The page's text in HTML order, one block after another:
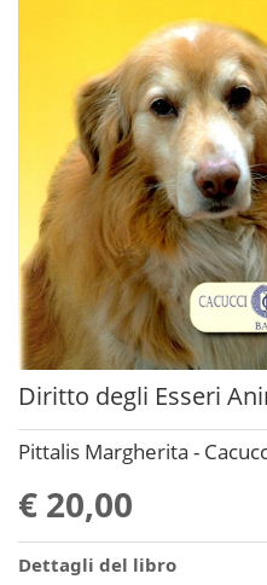
Diritto degli Esseri
Pittalis Margherita -
€ 20,00
Dettagli del libro